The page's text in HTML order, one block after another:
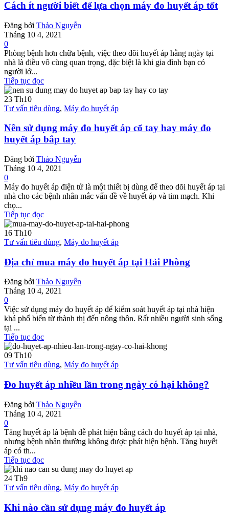
Cách ít người biết để lựa chọn máy đo huyết áp tốt
Đăng bởi Thảo Nguyễn
Tháng 10 4, 2021
0
Phòng bệnh hơn chữa bệnh, việc theo dõi huyết áp hằng ngày tại
nhà là điều vô cùng quan trọng, đặc biệt là khi gia đình bạn có
người lớ...
Tiếp tục đọc
23 Th10
Tư vấn tiêu dùng, Máy đo huyết áp
Nên sử dụng máy đo huyết áp cổ tay hay máy đo
huyết áp bắp tay
Đăng bởi Thảo Nguyễn
Tháng 10 4, 2021
0
Máy đo huyết áp điện tử là một thiết bị dùng để theo dõi huyết áp tại
nhà cho các bệnh nhân mắc vấn đề về huyết áp và tim mạch. Khi
chọ...
Tiếp tục đọc
16 Th10
Tư vấn tiêu dùng, Máy đo huyết áp
Địa chỉ mua máy đo huyết áp tại Hải Phòng
Đăng bởi Thảo Nguyễn
Tháng 10 4, 2021
0
Việc sử dụng máy đo huyết áp để kiểm soát huyết áp tại nhà hiện
khá phổ biến từ thành thị đến nông thôn. Rất nhiều người sinh sống
tại ...
Tiếp tục đọc
09 Th10
Tư vấn tiêu dùng, Máy đo huyết áp
Đo huyết áp nhiều lần trong ngày có hại không?
Đăng bởi Thảo Nguyễn
Tháng 10 4, 2021
0
Tăng huyết áp là bệnh dễ phát hiện bằng cách đo huyết áp tại nhà,
nhưng bệnh nhân thường không được phát hiện bệnh. Tăng huyết
áp có th...
Tiếp tục đọc
24 Th9
Tư vấn tiêu dùng, Máy đo huyết áp
Khi nào cần sử dụng máy đo huyết áp